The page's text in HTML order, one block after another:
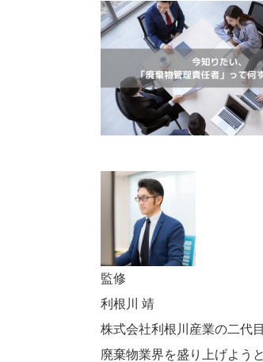
監修
利根川 靖
株式会社利根川産業の二代
廃棄物業界を盛り上げよう